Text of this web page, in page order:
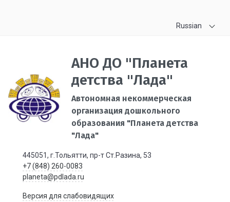
Russian
АНО ДО "Планета
детства "Лада"
Автономная некоммерческая
организация дошкольного
образования "Планета детства
"Лада"
445051, г.Тольятти, пр-т Ст.Разина, 53
+7 (848) 260-0083
planeta@pdlada.ru
Версия для слабовидящих